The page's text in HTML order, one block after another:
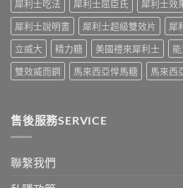
率〉
中
續
完
整
指
南：
30
分
效、
最
小
正
犀利士吃法
犀利士屈臣氏 犀利士效
犀利士說明書
犀利士超級雙效片 犀
立威大
精力糖 美國禮來犀利士
雙效威而鋼
馬來西亞悍馬糖 馬來西
售後服務SERVICE
聯繫我們